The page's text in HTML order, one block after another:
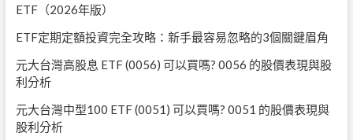
ETF（2026年版）
ETF定期定額投資完全攻略：新手最容易忽略的3個關鍵眉角
元大台灣高股息 ETF (0056) 可以買嗎? 0056 的股價表現與股
利分析
元大台灣中型100 ETF (0051) 可以買嗎? 0051 的股價表現與
股利分析